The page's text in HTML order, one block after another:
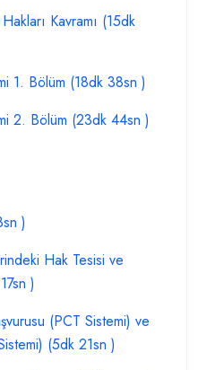
Kavramı (15dk
1. Bölüm (18dk 38sn )
2. Bölüm (23dk 44sn )
)
Hak Tesisi ve
)
(PCT Sistemi) ve
(5dk 21sn )